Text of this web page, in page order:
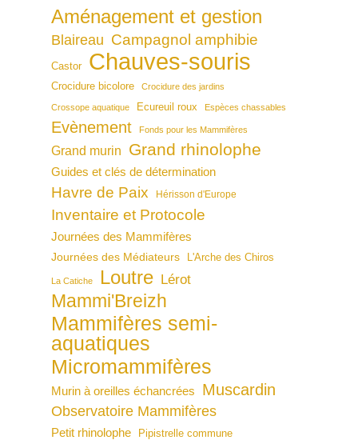
Aménagement et gestion
Blaireau Campagnol amphibie
Castor Chauves-souris
Crocidure bicolore Crocidure des jardins
Crossope aquatique Ecureuil roux Espèces chassables
Evènement Fonds pour les Mammifères
Grand murin Grand rhinolophe
Guides et clés de détermination
Havre de Paix Hérisson d'Europe
Inventaire et Protocole
Journées des Mammifères
Journées des Médiateurs L'Arche des Chiros
La Catiche Loutre Lérot
Mammi'Breizh
Mammifères semi-
aquatiques
Micromammifères
Murin à oreilles échancrées Muscardin
Observatoire Mammifères
Petit rhinolophe Pipistrelle commune